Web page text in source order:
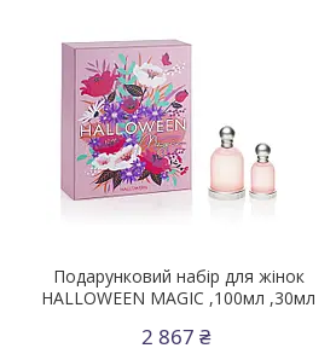
Подарунковий набір для жінок
HALLOWEEN MAGIC ,100мл ,30мл
2 867 ₴